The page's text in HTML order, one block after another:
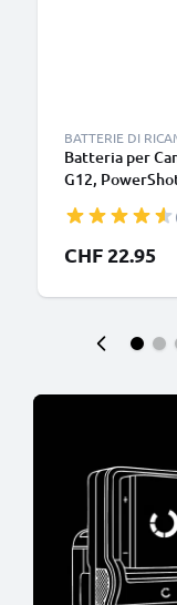
BATTERIE DI
Batteria per
G12,
CHF 22.95